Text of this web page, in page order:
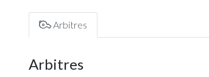
Arbitres
Arbitres